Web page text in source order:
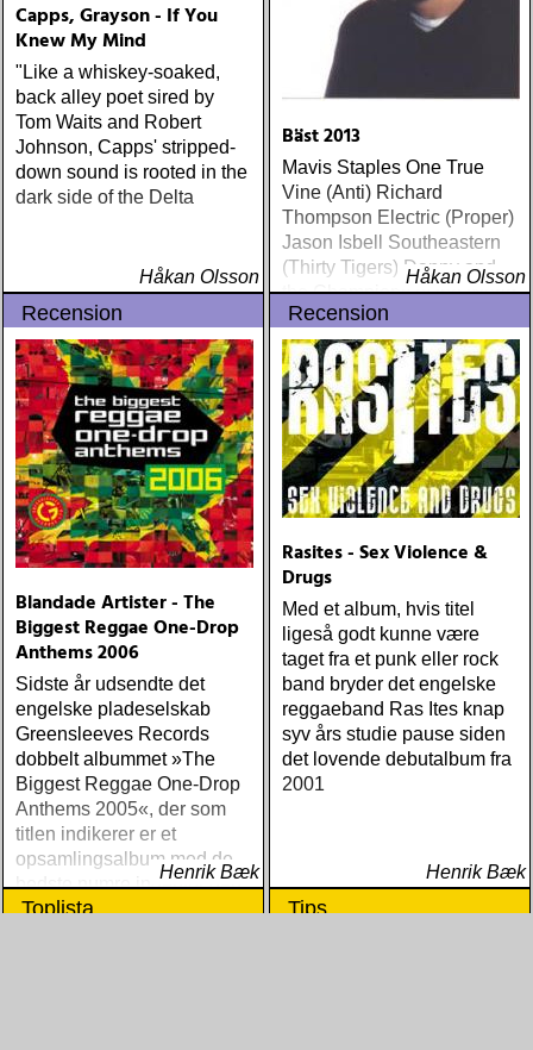
Capps, Grayson - If You
Knew My Mind
"Like a whiskey-soaked,
back alley poet sired by
Tom Waits and Robert
Johnson, Capps' stripped-
down sound is rooted in the
dark side of the Delta
Håkan Olsson
Bäst 2013
Mavis Staples One True
Vine (Anti) Richard
Thompson Electric (Proper)
Jason Isbell Southeastern
(Thirty Tigers) Danny and
the Champions of the World
Stay True (Loose) Slow Fox
Just Like the Birds (Rootsy)
Steve Earle The Low
Highway (New West) Bob
Dylan Another Self Portrait
(Columbia) Halden Electric
Women (Rootsy) Rokia
Traoré Beautiful Africa
(Nonesuch) Sam Baker Say
Grace (Sam Baker Music)
Guy Clark My Favorite
Picture Of You (Dualtone)
Richard Lindgren Driftwood
(Rootsy) Chip Taylor Block
Out The Sirens Of This
Lonely World (Trainwreck)
Nick Cave & The Bad
Seeds Push The Sky Away
(Bad Seed) Andi Almqvist
Warsaw Holiday (Rootsy)
Unheard Studio Sessions &
Demos 1971-1972
(Omnivore) Naturligtvis
Håkan Olsson
Recension
Blandade Artister - The
Biggest Reggae One-Drop
Anthems 2006
Sidste år udsendte det
engelske pladeselskab
Greensleeves Records
dobbelt albummet »The
Biggest Reggae One-Drop
Anthems 2005«, der som
titlen indikerer er et
opsamlingsalbum med de
bedste numre indenfor den
populære reggaestil kaldet
Henrik Bæk
Recension
Rasites - Sex Violence &
Drugs
Med et album, hvis titel
ligeså godt kunne være
taget fra et punk eller rock
band bryder det engelske
reggaeband Ras Ites knap
syv års studie pause siden
det lovende debutalbum fra
2001
Henrik Bæk
Toplista Tips